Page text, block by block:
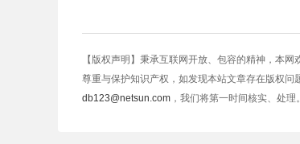
【版权声明】秉承互联网开放、包容的精神，本
尊重与保护知识产权，如发现本站文章存在版权
db123@netsun.com ，我们将第一时间核实、处理。